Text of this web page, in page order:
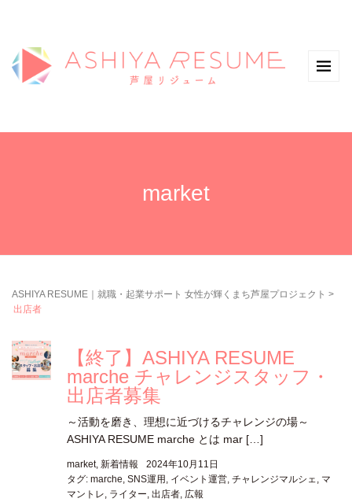
market
ASHIYA RESUME｜就職・起業サポート 女性が輝くまち芦屋プロジェクト >
出店者
【終了】ASHIYA RESUME
marche チャレンジスタッフ・
出店者募集
～活動を磨き、理想に近づけるチャレンジの場～
ASHIYA RESUME marche とは mar […]
market, 新着情報
2024年10月11日
タグ: marche SNS運用 イベント運営 チャレンジマルシェ
マ
マントレ ライター 出店者 広報